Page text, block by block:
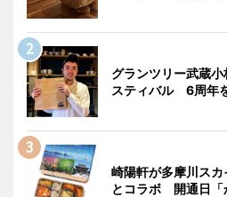
グランツリー武蔵
スティバル 6周年
崎陽軒が多摩川ス
とコラボ 開通日「